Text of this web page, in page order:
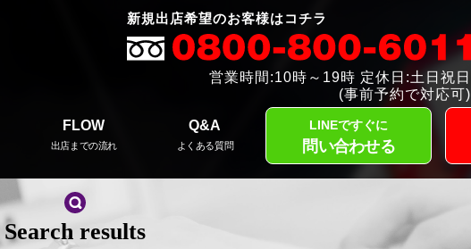
新規出店希望のお客様はコチラ
営業時間:10時～19時 定休日:土日祝日
(事前予約で対応可)
FLOW
出店までの流れ
Q&A
よくある質問
LINEですぐに
問い合わせる
Search results